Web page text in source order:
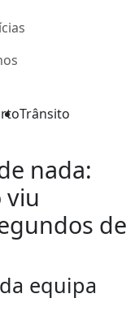
Trânsito
nada:
viu
de
equipa